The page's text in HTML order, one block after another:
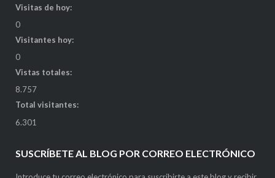
Visitas de hoy:
0
Visitantes hoy:
0
Vistas totales:
8.757
Total visitantes:
6.301
SUSCRÍBETE AL BLOG POR CORREO ELECTRÓNICO